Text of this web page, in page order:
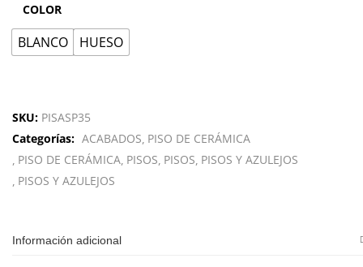
COLOR
BLANCO HUESO
SKU: PISASP35
Categorías: ACABADOS PISO DE CERÁMICA
PISO DE CERÁMICA PISOS PISOS PISOS Y AZULEJOS
PISOS Y AZULEJOS
Información adicional